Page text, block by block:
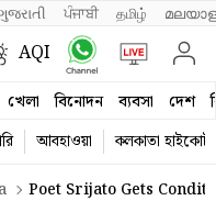
ਪੰਜਾਬੀ தமிழ்
AQI
খেলা বিনোদন ব্যবসা দেশ
আবহাওয়া
কলকাতা হাইকোর্ট
Poet Srijato Gets